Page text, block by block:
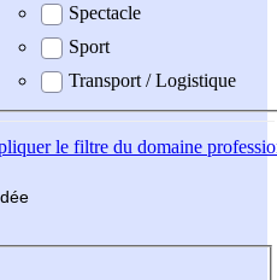
Spectacle
Sport
Transport / Logistique
le filtre du domaine